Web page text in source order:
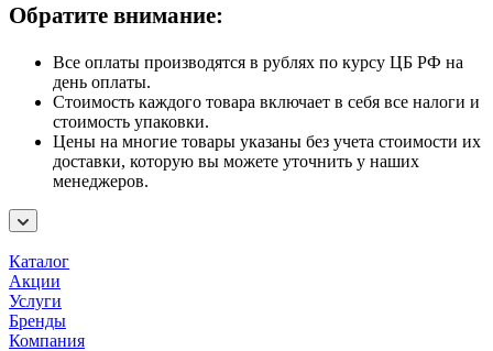
Обратите внимание:
Все оплаты производятся в рублях по курсу ЦБ РФ на
день оплаты.
Стоимость каждого товара включает в себя все налоги и
стоимость упаковки.
Цены на многие товары указаны без учета стоимости их
доставки, которую вы можете уточнить у наших
менеджеров.
Каталог
Акции
Услуги
Бренды
Компания